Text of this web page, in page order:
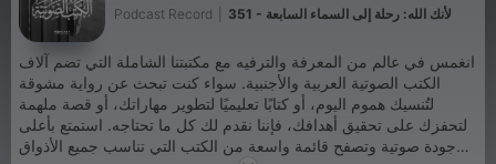
Podcast Record 351 - لأنك الله: رحلة إلى السماء السابعة
انغمس في عالم من المعرفة والترفيه مع مكتبتنا الشاملة التي تضم آلاف
الكتب الصوتية العربية والأجنبية. سواء كنت تبحث عن رواية مشوقة
لتُنسيك هموم اليوم، أو كتابًا تعليميًا لتطوير مهاراتك، أو قصة ملهمة
لتحفزك على تحقيق أهدافك، فإننا نقدم لك كل ما تحتاجه. استمتع بأعلى
جودة صوتية وتصفح قائمة واسعة من الكتب التي تناسب جميع الأذواق